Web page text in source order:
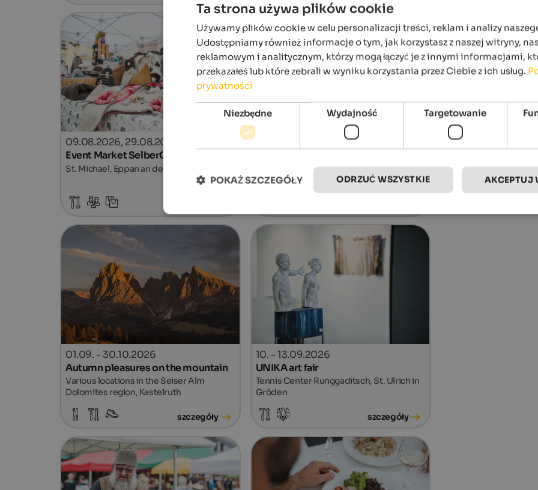
09.08.2026, 29.08.2026, …
Event Market SelberGMOCHT
St. Michael, Eppan an der Weinstraße
05.09.2026, 03.10.2026, …
Fairground St. Martin, St. Martin in
Passeier
01.09. - 30.10.2026
Autumn pleasures on the mountain
Various locations in the Seiser Alm
Dolomites region, Kastelruth
szczegóły
10. - 13.09.2026
UNIKA art fair
Tennis Center Runggaditsch, St. Ulrich in
Gröden
szczegóły
Ta strona używa plików cookie
Używamy plików cookie w celu personalizacji treści, reklam i analizy
Udostępniamy również informacje o tym, jak korzystasz z naszej witryny,
reklamowym i analitycznym, którzy mogą łączyć je z innymi informacjami,
przekazałeś lub które zebrali w wyniku korzystania przez Ciebie z ich usług.
prywatności
Niezbędne Wydajność Targetowanie
AKCEPTUJ
ODRZUĆ WSZYSTKIE
POKAŻ SZCZEGÓŁY